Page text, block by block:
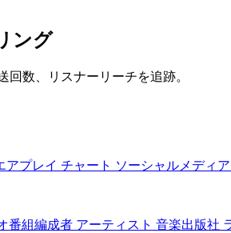
ング
数、リスナーリーチを追跡。
アプレイ チャート ソーシャルメディア
番組編成者 アーティスト 音楽出版社